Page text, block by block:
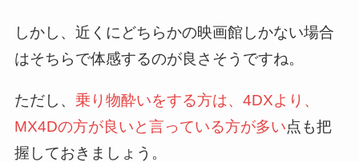
しかし、近くにどちらかの映画館しかない場合
はそちらで体感するのが良さそうですね。
ただし、 乗り物酔いをする方は、4DXより、
MX4Dの方が良いと言っている方が多い点も把
握しておきましょう。